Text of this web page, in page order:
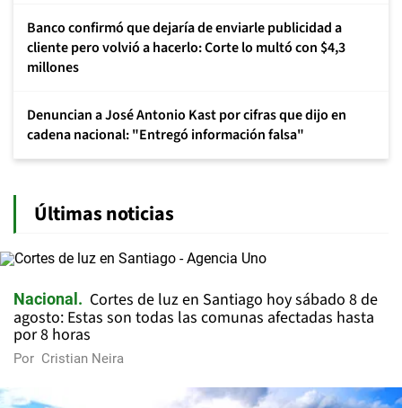
Banco confirmó que dejaría de enviarle publicidad a
cliente pero volvió a hacerlo: Corte lo multó con $4,3
millones
Denuncian a José Antonio Kast por cifras que dijo en
cadena nacional: "Entregó información falsa"
Últimas noticias
Nacional
Cortes de luz en Santiago hoy sábado 8 de
agosto: Estas son todas las comunas afectadas hasta
por 8 horas
Por Cristian Neira